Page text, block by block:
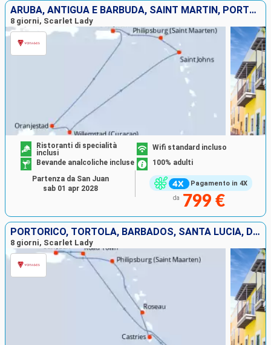
ARUBA, ANTIGUA E BARBUDA, SAINT MARTIN, PORTORICO
8 giorni, Scarlet Lady
Pagamento in 4X
Ristoranti di specialità
inclusi
Wifi standard incluso
Bevande analcoliche incluse
100% adulti
da 799 €
Partenza da San Juan
sab 01 apr 2028
PORTORICO, TORTOLA, BARBADOS, SANTA LUCIA, DOMINICA, SAINT MARTIN
8 giorni, Scarlet Lady